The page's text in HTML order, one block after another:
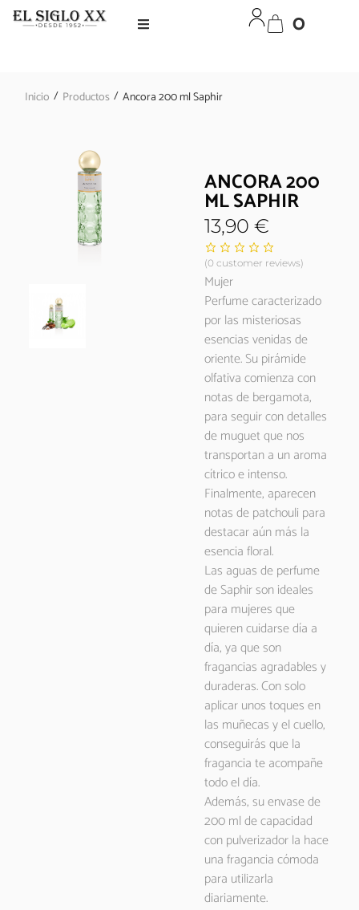
0
Inicio / Productos / Ancora 200 ml Saphir
ANCORA 200
ML SAPHIR
13,90€
(0 customer reviews)
Mujer
Perfume caracterizado
por las misteriosas
esencias venidas de
oriente. Su pirámide
olfativa comienza con
notas de bergamota,
para seguir con detalles
de muguet que nos
transportan a un aroma
cítrico e intenso.
Finalmente, aparecen
notas de patchouli para
destacar aún más la
esencia floral.
Las aguas de perfume
de Saphir son ideales
para mujeres que
quieren cuidarse día a
día, ya que son
fragancias agradables y
duraderas. Con solo
aplicar unos toques en
las muñecas y el cuello,
conseguirás que la
fragancia te acompañe
todo el día.
Además, su envase de
200 ml de capacidad
con pulverizador la hace
una fragancia cómoda
para utilizarla
diariamente.